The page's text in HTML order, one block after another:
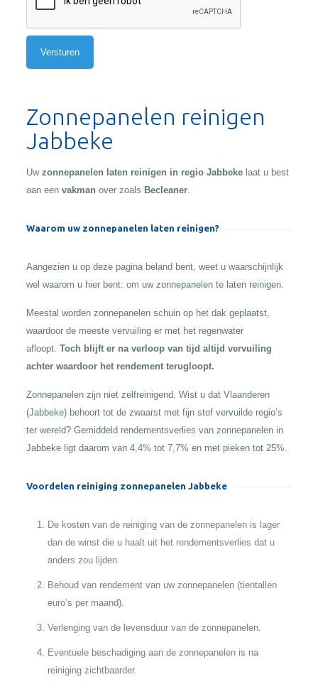
Zonnepanelen reinigen
Jabbeke
Uw zonnepanelen laten reinigen in regio Jabbeke laat u best
aan een vakman over zoals Becleaner.
Waarom uw zonnepanelen laten reinigen?
Aangezien u op deze pagina beland bent, weet u waarschijnlijk
wel waarom u hier bent: om uw zonnepanelen te laten reinigen.
Meestal worden zonnepanelen schuin op het dak geplaatst,
waardoor de meeste vervuiling er met het regenwater
afloopt. Toch blijft er na verloop van tijd altijd vervuiling
achter waardoor het rendement terugloopt.
Zonnepanelen zijn niet zelfreinigend. Wist u dat Vlaanderen
(Jabbeke) behoort tot de zwaarst met fijn stof vervuilde regio’s
ter wereld? Gemiddeld rendementsverlies van zonnepanelen in
Jabbeke ligt daarom van 4,4% tot 7,7% en met pieken tot 25%.
Voordelen reiniging zonnepanelen Jabbeke
De kosten van de reiniging van de zonnepanelen is lager
dan de winst die u haalt uit het rendementsverlies dat u
anders zou lijden.
Behoud van rendement van uw zonnepanelen (tientallen
euro’s per maand).
Verlenging van de levensduur van de zonnepanelen.
Eventuele beschadiging aan de zonnepanelen is na
reiniging zichtbaarder.